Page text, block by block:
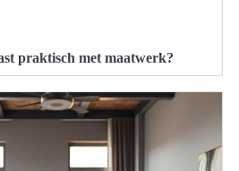
praktisch met maatwerk?